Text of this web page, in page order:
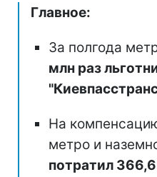
Главное:
За полгода
млн раз
На
метро и
потратил